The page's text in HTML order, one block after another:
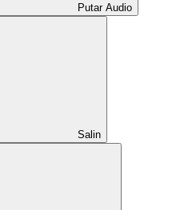
Putar Audio
Salin